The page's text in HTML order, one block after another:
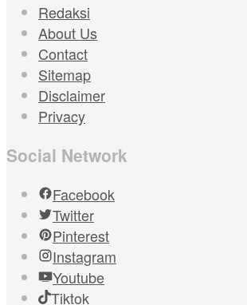
Redaksi
About Us
Contact
Sitemap
Disclaimer
Privacy
Social Network
Facebook
Twitter
Pinterest
Instagram
Youtube
Tiktok